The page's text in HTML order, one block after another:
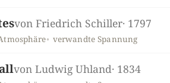
von Friedrich Schiller· 1797
verwandte Spannung
von Ludwig Uhland· 1834